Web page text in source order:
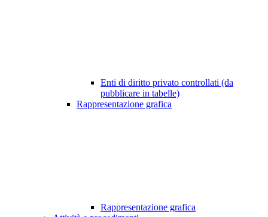
Enti di diritto privato controllati (da
pubblicare in tabelle)
Rappresentazione grafica
Rappresentazione grafica